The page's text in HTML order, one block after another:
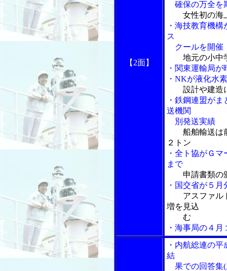
【2面】
確保の万全を
女性初の海
・海技教育機
ス
クールを開催
地元の小中
・関東運輸局
・NKが液化水
設計や建造
・鉄鋼連盟が
送機関
別発送実績
船舶輸送は
２トン
・全ト協がＧ
まで
申請書類の
・国交省が５
アスファル
増を見込
む
・海事局の４
・内航総連の
結
果での回答集